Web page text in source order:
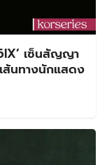
เซ็นสัญญา
ส้นทางนักแสดง